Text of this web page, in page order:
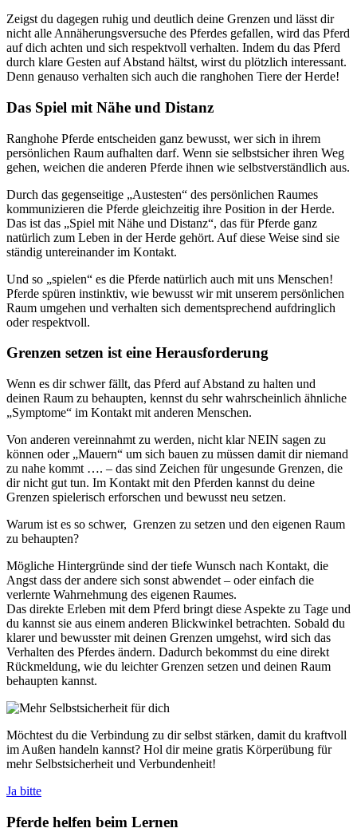
Zeigst du dagegen ruhig und deutlich deine Grenzen und lässt dir
nicht alle Annäherungsversuche des Pferdes gefallen, wird das Pferd
auf dich achten und sich respektvoll verhalten. Indem du das Pferd
durch klare Gesten auf Abstand hältst, wirst du plötzlich interessant.
Denn genauso verhalten sich auch die ranghohen Tiere der Herde!
Das Spiel mit Nähe und Distanz
Ranghohe Pferde entscheiden ganz bewusst, wer sich in ihrem
persönlichen Raum aufhalten darf. Wenn sie selbstsicher ihren Weg
gehen, weichen die anderen Pferde ihnen wie selbstverständlich aus.
Durch das gegenseitige „Austesten“ des persönlichen Raumes
kommunizieren die Pferde gleichzeitig ihre Position in der Herde.
Das ist das „Spiel mit Nähe und Distanz“, das für Pferde ganz
natürlich zum Leben in der Herde gehört. Auf diese Weise sind sie
ständig untereinander im Kontakt.
Und so „spielen“ es die Pferde natürlich auch mit uns Menschen!
Pferde spüren instinktiv, wie bewusst wir mit unserem persönlichen
Raum umgehen und verhalten sich dementsprechend aufdringlich
oder respektvoll.
Grenzen setzen ist eine Herausforderung
Wenn es dir schwer fällt, das Pferd auf Abstand zu halten und
deinen Raum zu behaupten, kennst du sehr wahrscheinlich ähnliche
„Symptome“ im Kontakt mit anderen Menschen.
Von anderen vereinnahmt zu werden, nicht klar NEIN sagen zu
können oder „Mauern“ um sich bauen zu müssen damit dir niemand
zu nahe kommt …. – das sind Zeichen für ungesunde Grenzen, die
dir nicht gut tun. Im Kontakt mit den Pferden kannst du deine
Grenzen spielerisch erforschen und bewusst neu setzen.
Warum ist es so schwer, Grenzen zu setzen und den eigenen Raum
zu behaupten?
Mögliche Hintergründe sind der tiefe Wunsch nach Kontakt, die
Angst dass der andere sich sonst abwendet – oder einfach die
verlernte Wahrnehmung des eigenen Raumes.
Das direkte Erleben mit dem Pferd bringt diese Aspekte zu Tage und
du kannst sie aus einem anderen Blickwinkel betrachten. Sobald du
klarer und bewusster mit deinen Grenzen umgehst, wird sich das
Verhalten des Pferdes ändern. Dadurch bekommst du eine direkt
Rückmeldung, wie du leichter Grenzen setzen und deinen Raum
behaupten kannst.
Möchtest du die Verbindung zu dir selbst stärken, damit du kraftvoll
im Außen handeln kannst? Hol dir meine gratis Körperübung für
mehr Selbstsicherheit und Verbundenheit!
Ja bitte
Pferde helfen beim Lernen